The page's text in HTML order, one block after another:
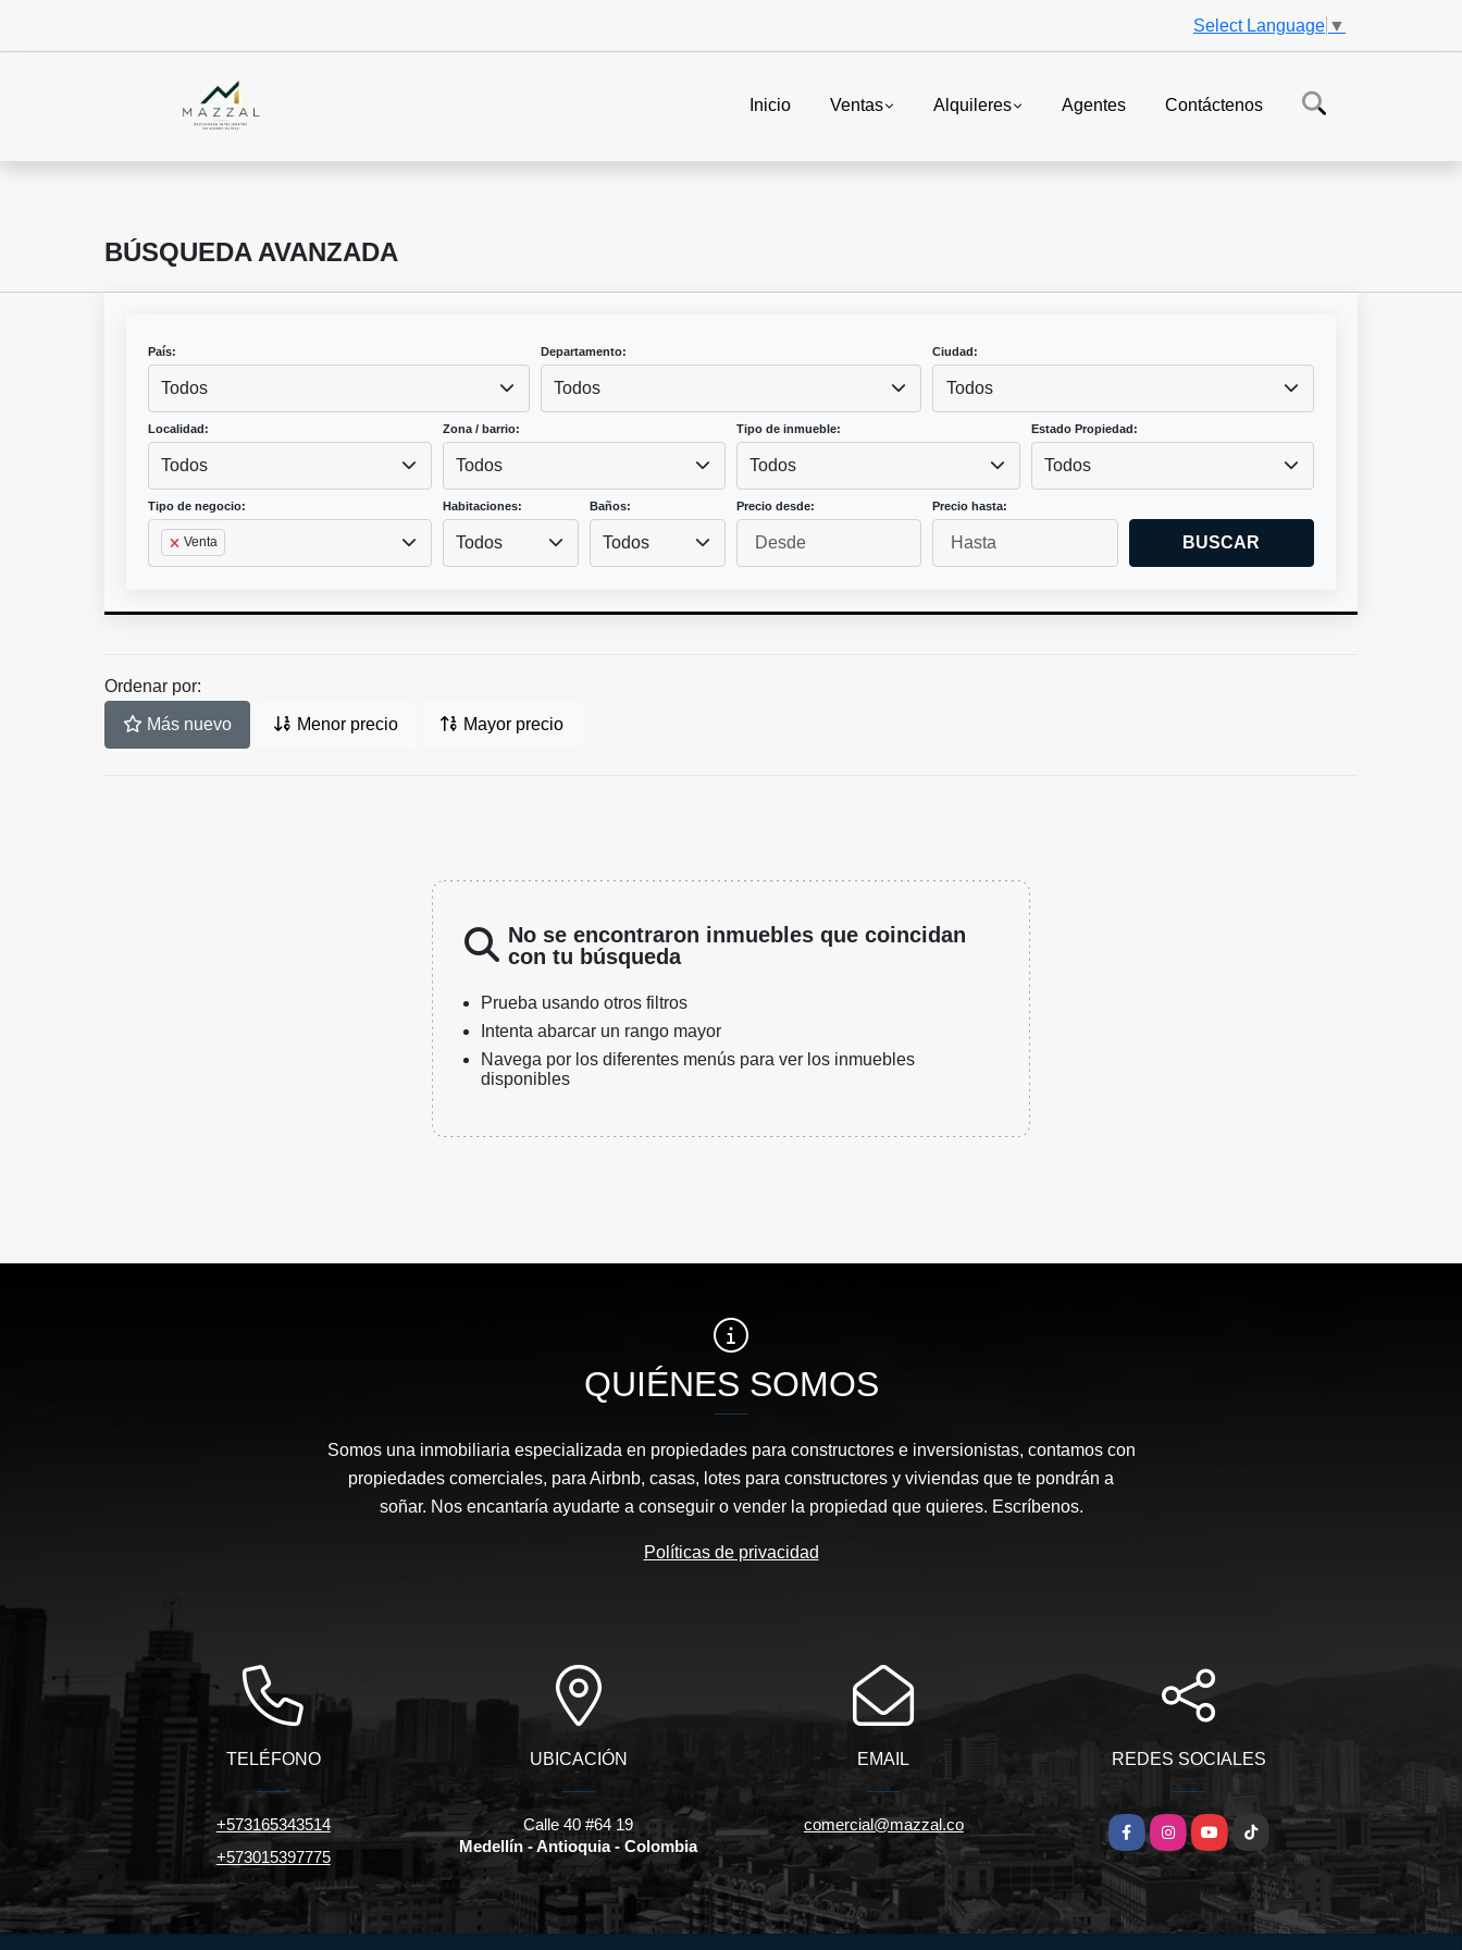
Select Language ▼
Inicio Ventas Alquileres Agentes Contáctenos
BÚSQUEDA AVANZADA
País:
Todos
Departamento:
Todos
Ciudad:
Todos
Localidad:
Todos
Zona / barrio:
Todos
Tipo de inmueble:
Todos
Estado Propiedad:
Todos
Tipo de negocio:
Venta
Habitaciones:
Todos
Baños:
Todos
Precio desde: Precio hasta:
BUSCAR
Ordenar por:
Más nuevo Menor precio Mayor precio
No se encontraron inmuebles que coincidan
con tu búsqueda
Prueba usando otros filtros
Intenta abarcar un rango mayor
Navega por los diferentes menús para ver los inmuebles
disponibles
QUIÉNES SOMOS
Somos una inmobiliaria especializada en propiedades para constructores e inversionistas, contamos con
propiedades comerciales, para Airbnb, casas, lotes para constructores y viviendas que te pondrán a
soñar. Nos encantaría ayudarte a conseguir o vender la propiedad que quieres. Escríbenos.
Políticas de privacidad
TELÉFONO
+573165343514
+573015397775
UBICACIÓN
Calle 40 #64 19
Medellín - Antioquia - Colombia
EMAIL
comercial@mazzal.co
REDES SOCIALES
FacebookInstagramYouTubeTikTok